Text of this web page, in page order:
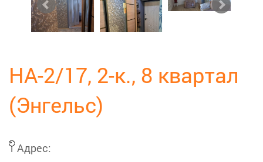
НА-2/17, 2-к., 8 квартал
(Энгельс)
Адрес: